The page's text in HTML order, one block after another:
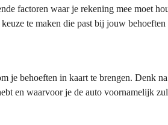
factoren waar je rekening mee moet
te maken die past bij jouw behoeften
je behoeften in kaart te brengen. Denk
en waarvoor je de auto voornamelijk